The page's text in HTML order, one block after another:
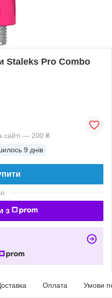
Staleks Pro Combo
сайті — 200 ₴
9 днів
з
Оплата Умови